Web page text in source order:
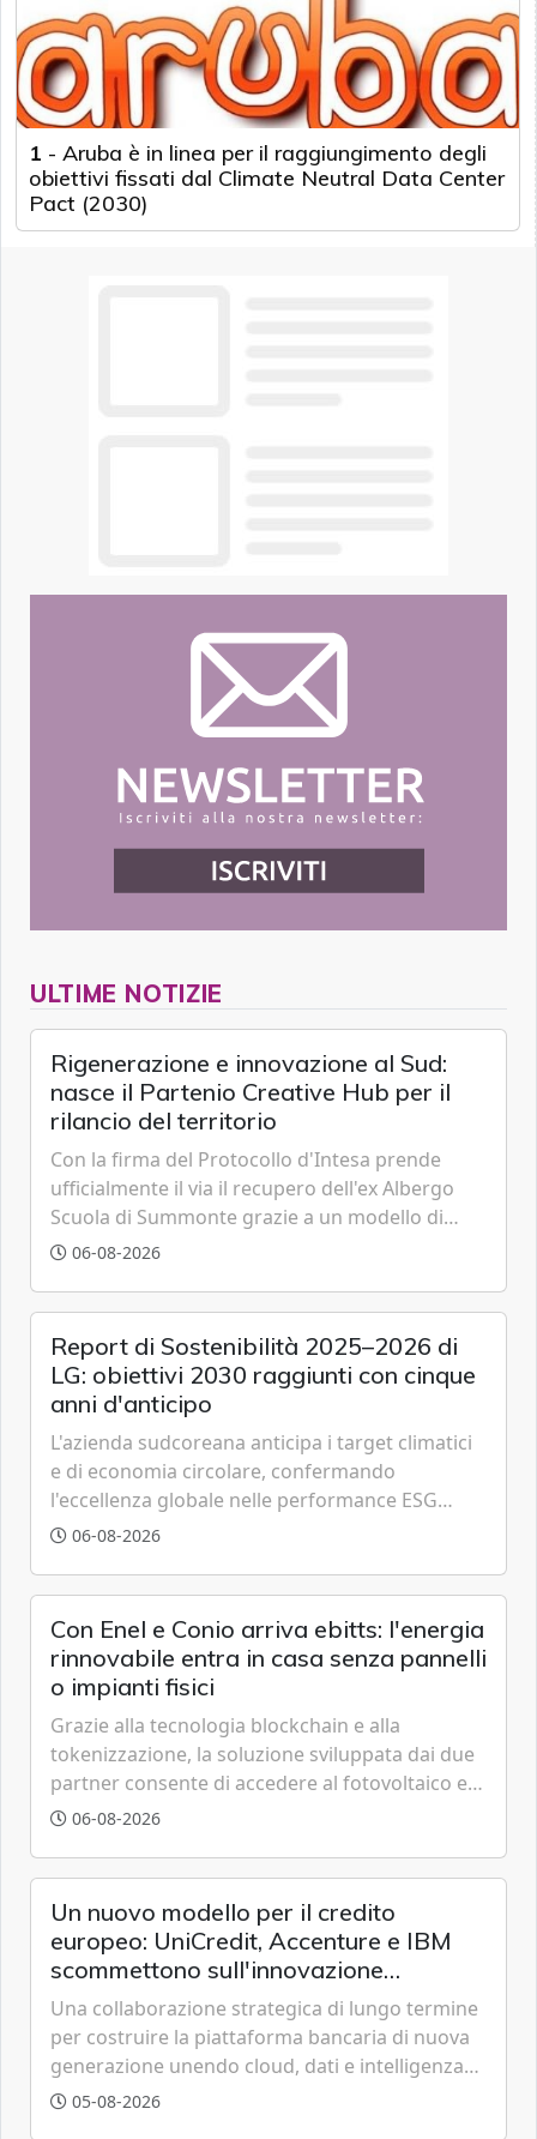
1 - Aruba è in linea per il raggiungimento degli
obiettivi fissati dal Climate Neutral Data Center
Pact (2030)
ULTIME NOTIZIE
Rigenerazione e innovazione al Sud:
nasce il Partenio Creative Hub per il
rilancio del territorio
Con la firma del Protocollo d'Intesa prende
ufficialmente il via il recupero dell'ex Albergo
Scuola di Summonte grazie a un modello di
partenariato pubblico-privato e a una rete di
06-08-2026
Report di Sostenibilità 2025–2026 di
LG: obiettivi 2030 raggiunti con cinque
anni d'anticipo
L'azienda sudcoreana anticipa i target climatici
e di economia circolare, confermando
l'eccellenza globale nelle performance ESG
grazie a innovazione, accessibilità e governance
06-08-2026
Con Enel e Conio arriva ebitts: l'energia
rinnovabile entra in casa senza pannelli
o impianti fisici
Grazie alla tecnologia blockchain e alla
tokenizzazione, la soluzione sviluppata dai due
partner consente di accedere al fotovoltaico e
all'eolico ottenendo risparmi diretti in bolletta,
06-08-2026
Un nuovo modello per il credito
europeo: UniCredit, Accenture e IBM
scommettono sull'innovazione
tecnologica
Una collaborazione strategica di lungo termine
per costruire la piattaforma bancaria di nuova
generazione unendo cloud, dati e intelligenza
artificiale.
05-08-2026